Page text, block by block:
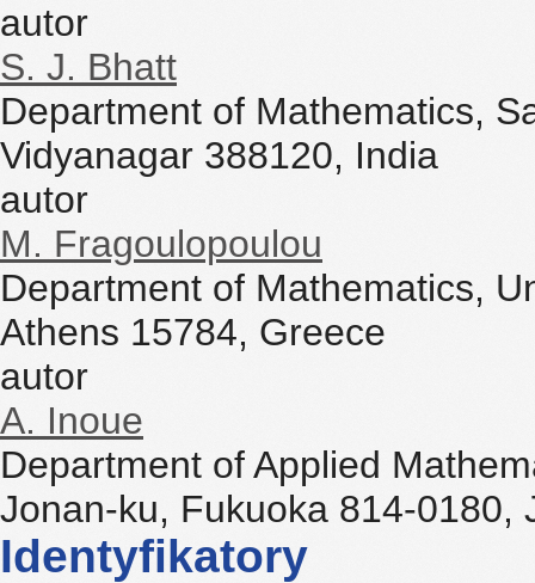
autor
S. J. Bhatt
Department of Mathematics,
Vidyanagar 388120, India
autor
M. Fragoulopoulou
Department of Mathematics,
Athens 15784, Greece
autor
A. Inoue
Department of Applied
Jonan-ku, Fukuoka 814-0180,
Identyfikatory